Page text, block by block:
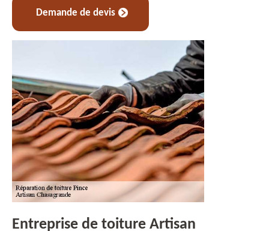
Demande de devis
Entreprise de toiture Artisan